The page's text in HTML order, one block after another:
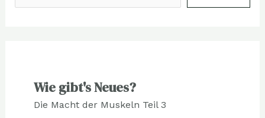
Wie gibt's Neues?
Die Macht der Muskeln Teil 3